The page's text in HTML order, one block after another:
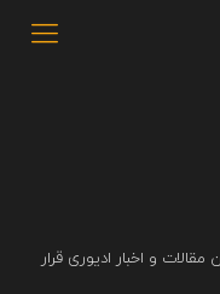
و اخبار ادیوری قرار